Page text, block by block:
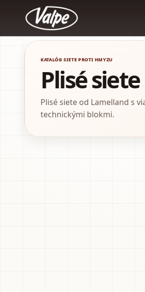
Valpe
KATALÓG SIETE PROTI HMYZU
Plisé siete
Plisé siete od Lamelland s
technickými blokmi.